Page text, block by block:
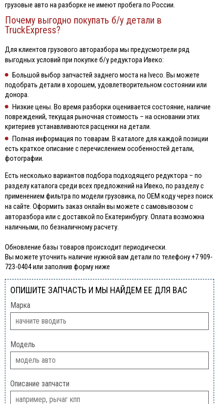
грузовые авто на разборке не имеют пробега по России.
Почему выгодно покупать б/у детали в
TruckExpress?
Для клиентов грузового авторазбора мы предусмотрели ряд
выгодных условий при покупке б/у редуктора Ивеко:
Большой выбор запчастей заднего моста на Iveco. Вы можете
подобрать детали в хорошем, удовлетворительном состоянии или
донора.
Низкие цены. Во время разборки оценивается состояние, наличие
повреждений, текущая рыночная стоимость – на основании этих
критериев устанавливаются расценки на детали.
Полная информация по товарам. В каталоге для каждой позиции
есть краткое описание с перечислением особенностей детали,
фотографии.
Есть несколько вариантов подбора подходящего редуктора – по
разделу каталога среди всех предложений на Ивеко, по разделу с
применением фильтра по модели грузовика, по OEM коду через поиск
на сайте. Оформить заказ онлайн вы можете с самовывозом с
авторазбора или с доставкой по Екатеринбургу. Оплата возможна
наличными, по безналичному расчету.
Обновление базы товаров происходит периодически.
Вы можете уточнить наличие нужной вам детали по телефону +7 909-
723-0404 или заполнив форму ниже
ОПИШИТЕ ЗАПЧАСТЬ И МЫ НАЙДЕМ ЕЕ ДЛЯ ВАС
Марка
Модель
Описание запчасти